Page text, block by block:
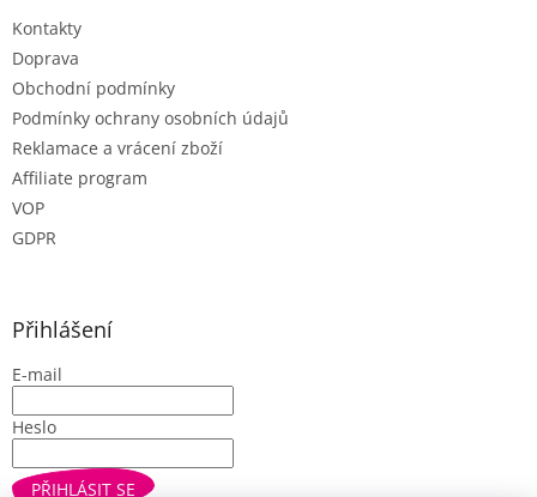
Kontakty
Doprava
Obchodní podmínky
Podmínky ochrany osobních údajů
Reklamace a vrácení zboží
Affiliate program
VOP
GDPR
Přihlášení
E-mail
Heslo
PŘIHLÁSIT SE